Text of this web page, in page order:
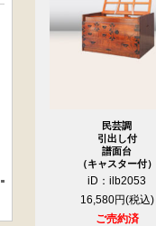
民芸調
引出し付
譜面台
（キャスター付）
iD：ilb2053
16,580円
ご売約済
1
2 3 4
8 9 10 11
30
店舗休業日